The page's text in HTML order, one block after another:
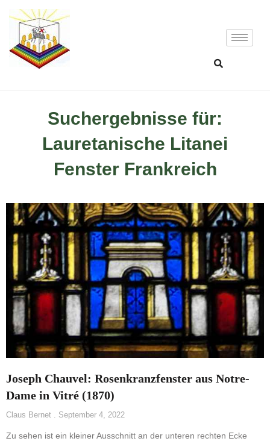
Suchergebnisse für:
Lauretanische Litanei
Fenster Frankreich
Joseph Chauvel: Rosenkranzfenster aus Notre-
Dame in Vitré (1870)
Claus Bernet September 4, 2022
Zu sehen ist ein kleiner Ausschnitt an der unteren rechten Ecke